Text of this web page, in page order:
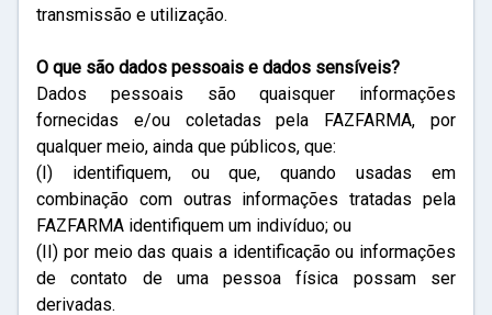
transmissão e utilização.
O que são dados pessoais e dados sensíveis?
Dados pessoais são quaisquer informações
fornecidas e/ou coletadas pela FAZFARMA, por
qualquer meio, ainda que públicos, que:
(I) identifiquem, ou que, quando usadas em
combinação com outras informações tratadas pela
FAZFARMA identifiquem um indivíduo; ou
(II) por meio das quais a identificação ou informações
de contato de uma pessoa física possam ser
derivadas.